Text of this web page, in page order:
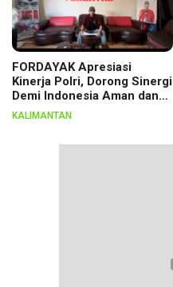
FORDAYAK Apresiasi
Kinerja Polri, Dorong Sinergi
Demi Indonesia Aman dan
Berkeadilan
KALIMANTAN